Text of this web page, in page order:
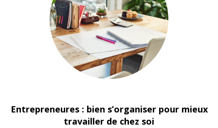
Entrepreneures : bien s’organiser pour mieux
travailler de chez soi